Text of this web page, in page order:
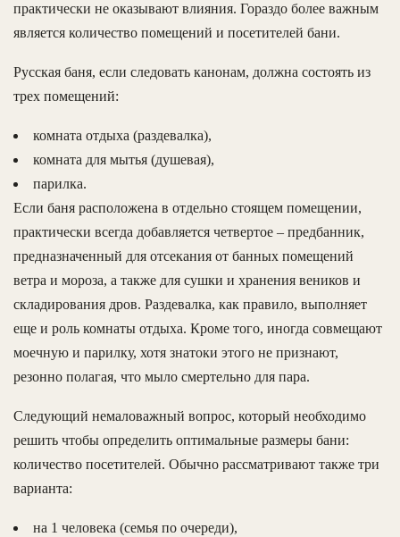
практически не оказывают влияния. Гораздо более важным
является количество помещений и посетителей бани.
Русская баня, если следовать канонам, должна состоять из
трех помещений:
комната отдыха (раздевалка),
комната для мытья (душевая),
парилка.
Если баня расположена в отдельно стоящем помещении,
практически всегда добавляется четвертое – предбанник,
предназначенный для отсекания от банных помещений
ветра и мороза, а также для сушки и хранения веников и
складирования дров. Раздевалка, как правило, выполняет
еще и роль комнаты отдыха. Кроме того, иногда совмещают
моечную и парилку, хотя знатоки этого не признают,
резонно полагая, что мыло смертельно для пара.
Следующий немаловажный вопрос, который необходимо
решить чтобы определить оптимальные размеры бани:
количество посетителей. Обычно рассматривают также три
варианта:
на 1 человека (семья по очереди),